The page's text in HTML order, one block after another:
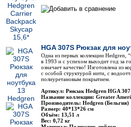
HGA 307S Рюкзак для
Одна из первых коллекции Hedgren,
в 1993 и с успехом выходит год за
означает качество! Изготовлена из
с особой структурой нити, с
полиуретановым покрытием.
Артикул: Рюкзак Hedgren HGA 307
Название коллекции: Greater
Производитель: Hedgren (Бельгия)
Размер: 40*13*26 см
Объём: 13,51 л
Вес: 0,72 кг